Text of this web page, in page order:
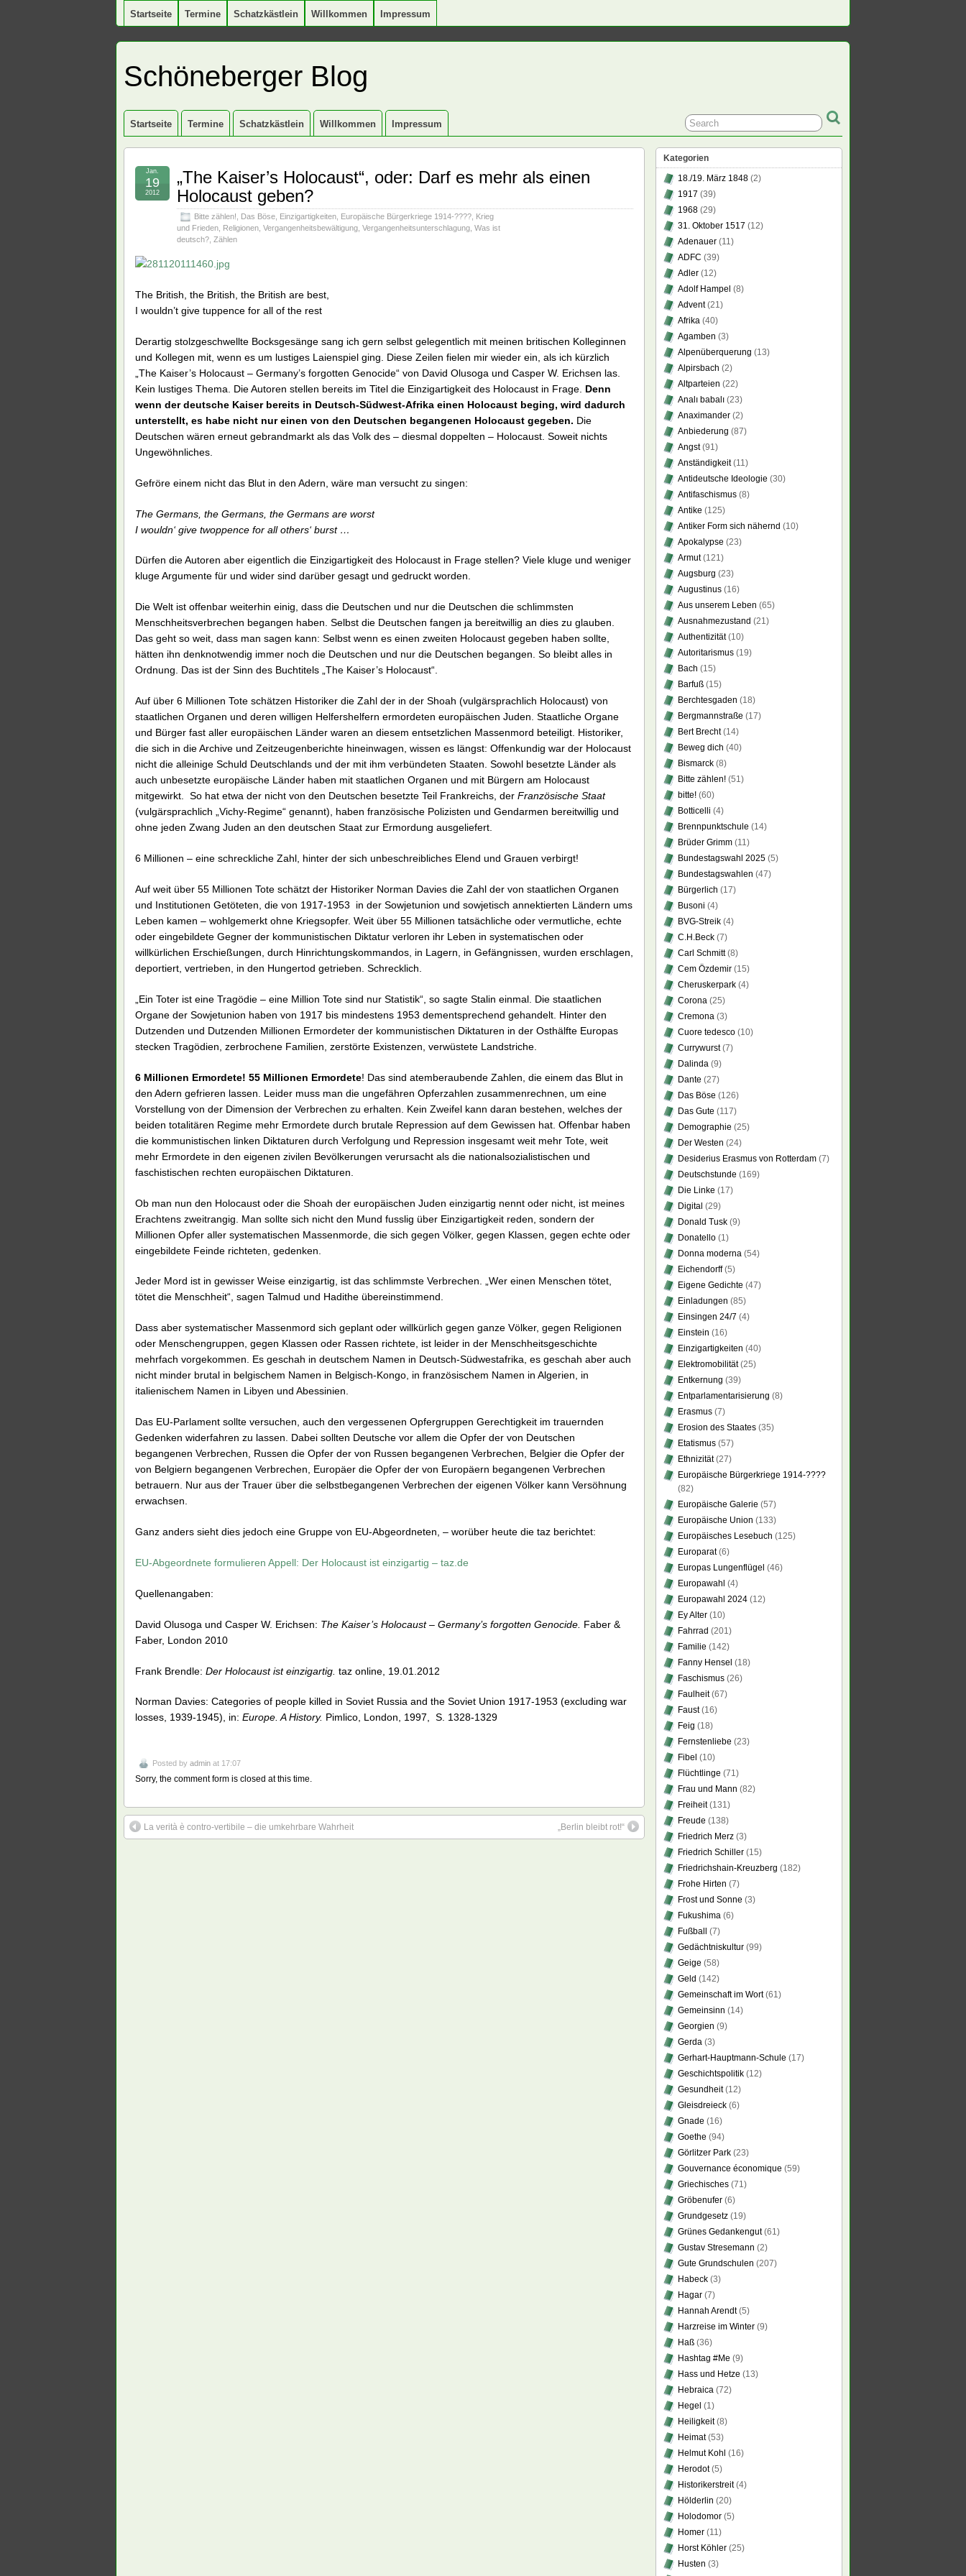
Startseite Termine Schatzkästlein Willkommen Impressum
Schöneberger Blog
Startseite Termine Schatzkästlein Willkommen Impressum
„The Kaiser’s Holocaust“, oder: Darf es mehr als einen
Holocaust geben?
Bitte zählen! Das Böse Einzigartigkeiten Europäische Bürgerkriege 1914-???? Krieg
und Frieden Religionen Vergangenheitsbewältigung Vergangenheitsunterschlagung Was ist
deutsch? Zählen
Jan.
19
2012
The British, the British, the British are best,
I wouldn’t give tuppence for all of the rest
Derartig stolzgeschwellte Bocksgesänge sang ich gern selbst gelegentlich mit meinen britischen Kolleginnen
und Kollegen mit, wenn es um lustiges Laienspiel ging. Diese Zeilen fielen mir wieder ein, als ich kürzlich
„The Kaiser’s Holocaust – Germany’s forgotten Genocide“ von David Olusoga und Casper W. Erichsen las.
Kein lustiges Thema. Die Autoren stellen bereits im Titel die Einzigartigkeit des Holocaust in Frage. Denn
wenn der deutsche Kaiser bereits in Deutsch-Südwest-Afrika einen Holocaust beging, wird dadurch
unterstellt, es habe nicht nur einen von den Deutschen begangenen Holocaust gegeben. Die
Deutschen wären erneut gebrandmarkt als das Volk des – diesmal doppelten – Holocaust. Soweit nichts
Ungewöhnliches.
Gefröre einem nicht das Blut in den Adern, wäre man versucht zu singen:
The Germans, the Germans, the Germans are worst
I wouldn‘ give twoppence for all others‘ burst …
Dürfen die Autoren aber eigentlich die Einzigartigkeit des Holocaust in Frage stellen? Viele kluge und weniger
kluge Argumente für und wider sind darüber gesagt und gedruckt worden.
Die Welt ist offenbar weiterhin einig, dass die Deutschen und nur die Deutschen die schlimmsten
Menschheitsverbrechen begangen haben. Selbst die Deutschen fangen ja bereitwillig an dies zu glauben.
Das geht so weit, dass man sagen kann: Selbst wenn es einen zweiten Holocaust gegeben haben sollte,
hätten ihn denknotwendig immer noch die Deutschen und nur die Deutschen begangen. So bleibt alles in
Ordnung. Das ist der Sinn des Buchtitels „The Kaiser’s Holocaust“.
Auf über 6 Millionen Tote schätzen Historiker die Zahl der in der Shoah (vulgärsprachlich Holocaust) von
staatlichen Organen und deren willigen Helfershelfern ermordeten europäischen Juden. Staatliche Organe
und Bürger fast aller europäischen Länder waren an diesem entsetzlichen Massenmord beteiligt. Historiker,
die sich in die Archive und Zeitzeugenberichte hineinwagen, wissen es längst: Offenkundig war der Holocaust
nicht die alleinige Schuld Deutschlands und der mit ihm verbündeten Staaten. Sowohl besetzte Länder als
auch unbesetzte europäische Länder haben mit staatlichen Organen und mit Bürgern am Holocaust
mitgewirkt. So hat etwa der nicht von den Deutschen besetzte Teil Frankreichs, der Französische Staat
(vulgärsprachlich „Vichy-Regime“ genannt), haben französische Polizisten und Gendarmen bereitwillig und
ohne jeden Zwang Juden an den deutschen Staat zur Ermordung ausgeliefert.
6 Millionen – eine schreckliche Zahl, hinter der sich unbeschreibliches Elend und Grauen verbirgt!
Auf weit über 55 Millionen Tote schätzt der Historiker Norman Davies die Zahl der von staatlichen Organen
und Institutionen Getöteten, die von 1917-1953 in der Sowjetunion und sowjetisch annektierten Ländern ums
Leben kamen – wohlgemerkt ohne Kriegsopfer. Weit über 55 Millionen tatsächliche oder vermutliche, echte
oder eingebildete Gegner der kommunistischen Diktatur verloren ihr Leben in systematischen oder
willkürlichen Erschießungen, durch Hinrichtungskommandos, in Lagern, in Gefängnissen, wurden erschlagen,
deportiert, vertrieben, in den Hungertod getrieben. Schrecklich.
„Ein Toter ist eine Tragödie – eine Million Tote sind nur Statistik“, so sagte Stalin einmal. Die staatlichen
Organe der Sowjetunion haben von 1917 bis mindestens 1953 dementsprechend gehandelt. Hinter den
Dutzenden und Dutzenden Millionen Ermordeter der kommunistischen Diktaturen in der Osthälfte Europas
stecken Tragödien, zerbrochene Familien, zerstörte Existenzen, verwüstete Landstriche.
6 Millionen Ermordete! 55 Millionen Ermordete! Das sind atemberaubende Zahlen, die einem das Blut in
den Adern gefrieren lassen. Leider muss man die ungefähren Opferzahlen zusammenrechnen, um eine
Vorstellung von der Dimension der Verbrechen zu erhalten. Kein Zweifel kann daran bestehen, welches der
beiden totalitären Regime mehr Ermordete durch brutale Repression auf dem Gewissen hat. Offenbar haben
die kommunistischen linken Diktaturen durch Verfolgung und Repression insgesamt weit mehr Tote, weit
mehr Ermordete in den eigenen zivilen Bevölkerungen verursacht als die nationalsozialistischen und
faschistischen rechten europäischen Diktaturen.
Ob man nun den Holocaust oder die Shoah der europäischen Juden einzigartig nennt oder nicht, ist meines
Erachtens zweitrangig. Man sollte sich nicht den Mund fusslig über Einzigartigkeit reden, sondern der
Millionen Opfer aller systematischen Massenmorde, die sich gegen Völker, gegen Klassen, gegen echte oder
eingebildete Feinde richteten, gedenken.
Jeder Mord ist in gewisser Weise einzigartig, ist das schlimmste Verbrechen. „Wer einen Menschen tötet,
tötet die Menschheit“, sagen Talmud und Hadithe übereinstimmend.
Dass aber systematischer Massenmord sich geplant oder willkürlich gegen ganze Völker, gegen Religionen
oder Menschengruppen, gegen Klassen oder Rassen richtete, ist leider in der Menschheitsgeschichte
mehrfach vorgekommen. Es geschah in deutschem Namen in Deutsch-Südwestafrika, es geschah aber auch
nicht minder brutal in belgischem Namen in Belgisch-Kongo, in französischem Namen in Algerien, in
italienischem Namen in Libyen und Abessinien.
Das EU-Parlament sollte versuchen, auch den vergessenen Opfergruppen Gerechtigkeit im trauernden
Gedenken widerfahren zu lassen. Dabei sollten Deutsche vor allem die Opfer der von Deutschen
begangenen Verbrechen, Russen die Opfer der von Russen begangenen Verbrechen, Belgier die Opfer der
von Belgiern begangenen Verbrechen, Europäer die Opfer der von Europäern begangenen Verbrechen
betrauern. Nur aus der Trauer über die selbstbegangenen Verbrechen der eigenen Völker kann Versöhnung
erwachsen.
Ganz anders sieht dies jedoch eine Gruppe von EU-Abgeordneten, – worüber heute die taz berichtet:
EU-Abgeordnete formulieren Appell: Der Holocaust ist einzigartig – taz.de
Quellenangaben:
David Olusoga und Casper W. Erichsen: The Kaiser’s Holocaust – Germany’s forgotten Genocide. Faber &
Faber, London 2010
Frank Brendle: Der Holocaust ist einzigartig. taz online, 19.01.2012
Norman Davies: Categories of people killed in Soviet Russia and the Soviet Union 1917-1953 (excluding war
losses, 1939-1945), in: Europe. A History. Pimlico, London, 1997, S. 1328-1329
Posted by admin at 17:07
Sorry, the comment form is closed at this time.
La verità è contro-vertibile – die umkehrbare Wahrheit „Berlin bleibt rot!“
Kategorien
18./19. März 1848 (2)
1917 (39)
1968 (29)
31. Oktober 1517 (12)
Adenauer (11)
ADFC (39)
Adler (12)
Adolf Hampel (8)
Advent(21)
Afrika (40)
Agamben (3)
Alpenüberquerung (13)
Alpirsbach (2)
Altparteien (22)
Analı babalı (23)
Anaximander (2)
Anbiederung (87)
Angst(91)
Anständigkeit(11)
Antideutsche Ideologie (30)
Antifaschismus (8)
Antike (125)
Antiker Form sich nähernd (10)
Apokalypse (23)
Armut(121)
Augsburg (23)
Augustinus (16)
Aus unserem Leben (65)
Ausnahmezustand (21)
Authentizität(10)
Autoritarismus (19)
Bach (15)
Barfuß (15)
Berchtesgaden (18)
Bergmannstraße (17)
Bert Brecht(14)
Beweg dich (40)
Bismarck (8)
Bitte zählen! (51)
bitte! (60)
Botticelli (4)
Brennpunktschule (14)
Brüder Grimm (11)
Bundestagswahl 2025 (5)
Bundestagswahlen (47)
Bürgerlich (17)
Busoni (4)
BVG-Streik (4)
C.H.Beck (7)
Carl Schmitt(8)
Cem Özdemir (15)
Cheruskerpark (4)
Corona (25)
Cremona (3)
Cuore tedesco (10)
Currywurst(7)
Dalinda (9)
Dante (27)
Das Böse (126)
Das Gute (117)
Demographie (25)
Der Westen (24)
Desiderius Erasmus von Rotterdam (7)
Deutschstunde (169)
Die Linke (17)
Digital (29)
Donald Tusk (9)
Donatello (1)
Donna moderna (54)
Eichendorff(5)
Eigene Gedichte (47)
Einladungen (85)
Einsingen 24/7 (4)
Einstein (16)
Einzigartigkeiten (40)
Elektromobilität(25)
Entkernung (39)
Entparlamentarisierung (8)
Erasmus (7)
Erosion des Staates (35)
Etatismus (57)
Ethnizität(27)
Europäische Bürgerkriege 1914-????
(82)
Europäische Galerie (57)
Europäische Union (133)
Europäisches Lesebuch (125)
Europarat(6)
Europas Lungenflügel (46)
Europawahl (4)
Europawahl 2024 (12)
Ey Alter (10)
Fahrrad (201)
Familie (142)
Fanny Hensel (18)
Faschismus (26)
Faulheit(67)
Faust(16)
Feig (18)
Fernstenliebe (23)
Fibel (10)
Flüchtlinge (71)
Frau und Mann (82)
Freiheit(131)
Freude (138)
Friedrich Merz (3)
Friedrich Schiller (15)
Friedrichshain-Kreuzberg (182)
Frohe Hirten (7)
Frost und Sonne (3)
Fukushima (6)
Fußball
(7)
Gedächtniskultur (99)
Geige (58)
Geld (142)
Gemeinschaft im Wort(61)
Gemeinsinn (14)
Georgien (9)
Gerda (3)
Gerhart-Hauptmann-Schule (17)
Geschichtspolitik (12)
Gesundheit(12)
Gleisdreieck (6)
Gnade (16)
Goethe (94)
Görlitzer Park (23)
Gouvernance économique (59)
Griechisches (71)
Gröbenufer (6)
Grundgesetz (19)
Grünes Gedankengut(61)
Gustav Stresemann (2)
Gute Grundschulen (207)
Habeck (3)
Hagar (7)
Hannah Arendt(5)
Harzreise im Winter (9)
Haß (36)
Hashtag #Me (9)
Hass und Hetze (13)
Hebraica (72)
Hegel (1)
Heiligkeit(8)
Heimat(53)
Helmut Kohl (16)
Herodot(5)
Historikerstreit(4)
Hölderlin (20)
Holodomor (5)
Homer (11)
Horst Köhler (25)
Husten (3)